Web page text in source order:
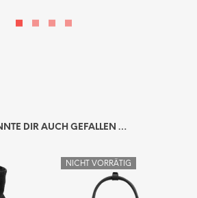
DIR AUCH GEFALLEN …
NICHT VORRÄTIG